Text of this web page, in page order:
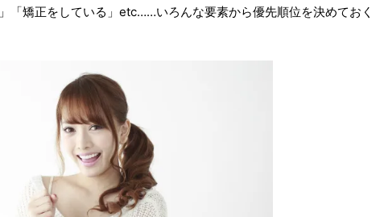
「矯正をしている」etc……いろんな要素から優先順位を決めておく